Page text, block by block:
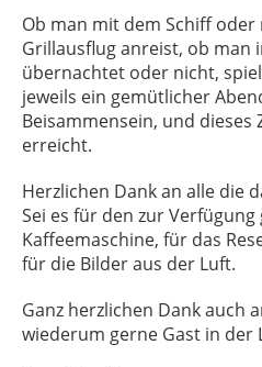
Ob man mit dem Schiff
Grillausflug anreist, ob man
übernachtet oder nicht,
jeweils ein gemütlicher
Beisammensein, und
erreicht.
Herzlichen Dank an alle die
Sei es für den zur
Kaffeemaschine, für das
für die Bilder aus der Luft.
Ganz herzlichen Dank auch
wiederum gerne Gast in der